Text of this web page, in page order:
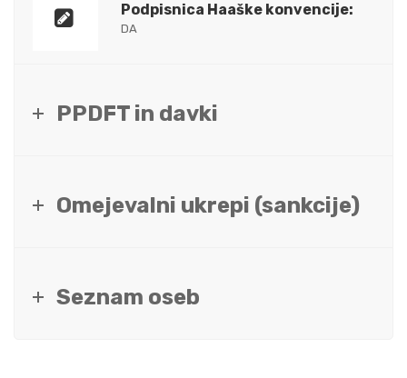
Podpisnica Haaške konvencije:
DA
PPDFT in davki
Omejevalni ukrepi (sankcije)
Seznam oseb